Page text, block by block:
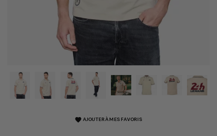
favorite AJOUTER À MES FAVORIS